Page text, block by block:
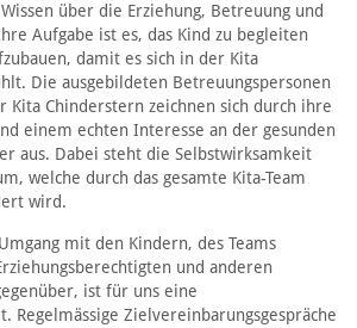
über die Erziehung, Betreuung und
Aufgabe ist es, das Kind zu begleiten
damit es sich in der Kita
Die ausgebildeten Betreuungspersonen
Kita Chinderstern zeichnen sich durch ihre
einem echten Interesse an der gesunden
aus. Dabei steht die Selbstwirksamkeit
welche durch das gesamte Kita-Team
wird.
mit den Kindern, des Teams
und anderen
ist für uns eine
Regelmässige Zielvereinbarungsgespräche